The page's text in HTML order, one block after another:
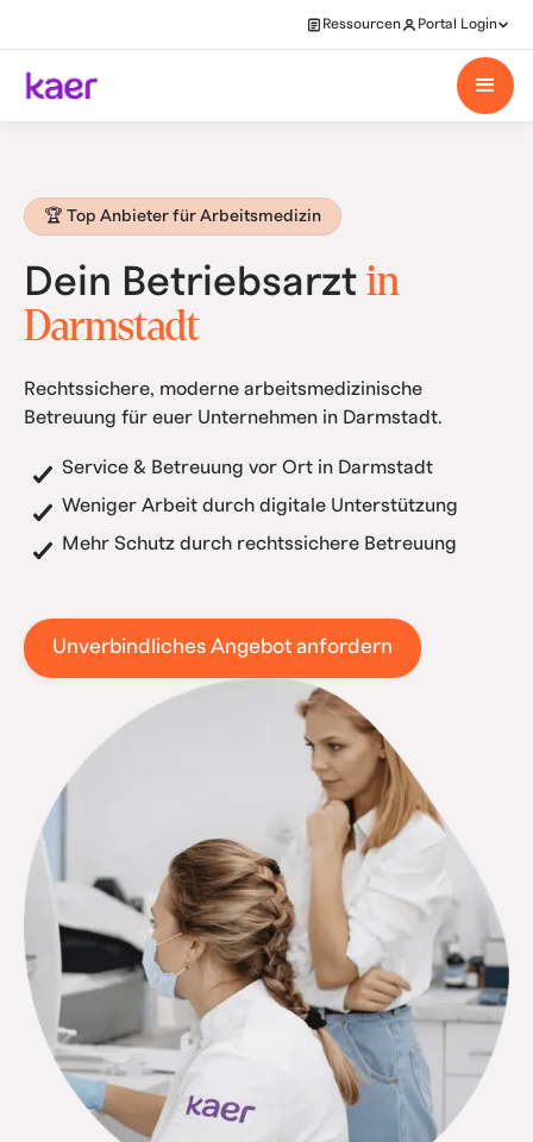
Ressourcen Portal Login
🏆 Top Anbieter für Arbeitsmedizin
Dein Betriebsarzt in
Darmstadt
Rechtssichere, moderne arbeitsmedizinische
Betreuung für euer Unternehmen in Darmstadt.
Service & Betreuung vor Ort in Darmstadt
Weniger Arbeit durch digitale Unterstützung
Mehr Schutz durch rechtssichere Betreuung
Unverbindliches Angebot anfordern